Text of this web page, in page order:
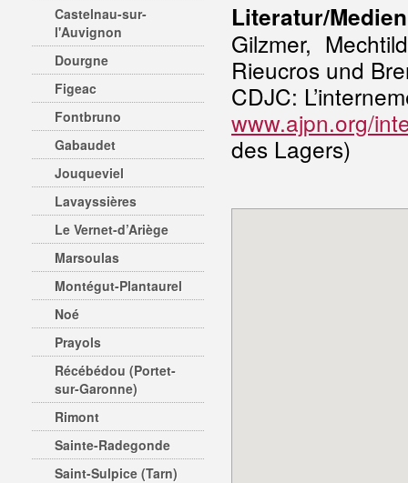
Castelnau-sur-
l'Auvignon
Dourgne
Figeac
Fontbruno
Gabaudet
Jouqueviel
Lavayssières
Le Vernet-d’Ariège
Marsoulas
Montégut-Plantaurel
Noé
Prayols
Récébédou (Portet-
sur-Garonne)
Rimont
Sainte-Radegonde
Saint-Sulpice (Tarn)
Literatur/Medien
Gilzmer,
Rieucros und
CDJC:
www.ajpn.org/
des Lagers)